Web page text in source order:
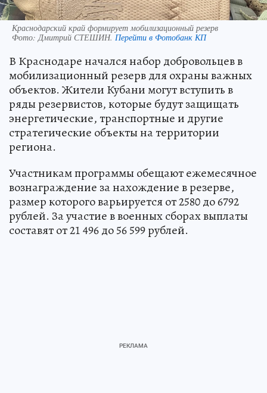
Краснодарский край формирует мобилизационный резерв
Фото: Дмитрий СТЕШИН. Перейти в Фотобанк КП
В Краснодаре начался набор добровольцев в
мобилизационный резерв для охраны важных
объектов. Жители Кубани могут вступить в
ряды резервистов, которые будут защищать
энергетические, транспортные и другие
стратегические объекты на территории
региона.
Участникам программы обещают ежемесячное
вознаграждение за нахождение в резерве,
размер которого варьируется от 2580 до 6792
рублей. За участие в военных сборах выплаты
составят от 21 496 до 56 599 рублей.